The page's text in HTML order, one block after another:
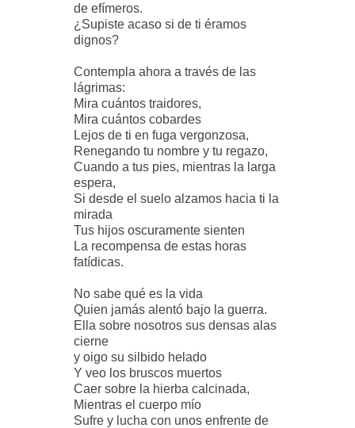
de efímeros.
¿Supiste acaso si de ti éramos
dignos?
Contempla ahora a través de las
lágrimas:
Mira cuántos traidores,
Mira cuántos cobardes
Lejos de ti en fuga vergonzosa,
Renegando tu nombre y tu regazo,
Cuando a tus pies, mientras la larga
espera,
Si desde el suelo alzamos hacia ti la
mirada
Tus hijos oscuramente sienten
La recompensa de estas horas
fatídicas.
No sabe qué es la vida
Quien jamás alentó bajo la guerra.
Ella sobre nosotros sus densas alas
cierne
y oigo su silbido helado
Y veo los bruscos muertos
Caer sobre la hierba calcinada,
Mientras el cuerpo mío
Sufre y lucha con unos enfrente de